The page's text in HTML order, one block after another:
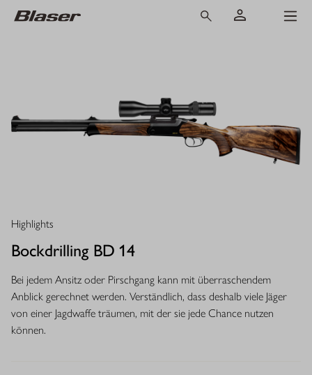
Highlights
Bockdrilling BD 14
Bei jedem Ansitz oder Pirschgang kann mit überraschendem
Anblick gerechnet werden. Verständlich, dass deshalb viele Jäger
von einer Jagdwaffe träumen, mit der sie jede Chance nutzen
können.